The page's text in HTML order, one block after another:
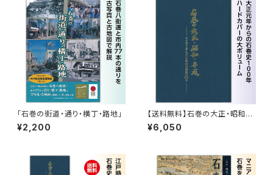
「石巻の街道・通り・横丁・路地」
¥2,200
【送料無料】石巻の大正・昭和・
平成 ～ふる里と歩んだ石巻日
日新聞の100年～
¥6,050